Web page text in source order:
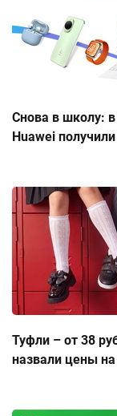
Снова в школу: в
Huawei
Туфли – от 38
назвали цены